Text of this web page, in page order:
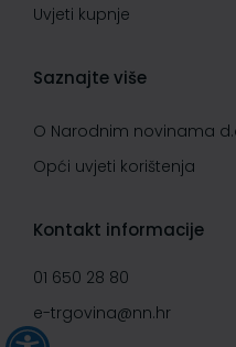
Uvjeti kupnje
Saznajte više
O Narodnim novinama
Opći uvjeti korištenja
Kontakt informacije
01 650 28 80
e-trgovina@nn.hr